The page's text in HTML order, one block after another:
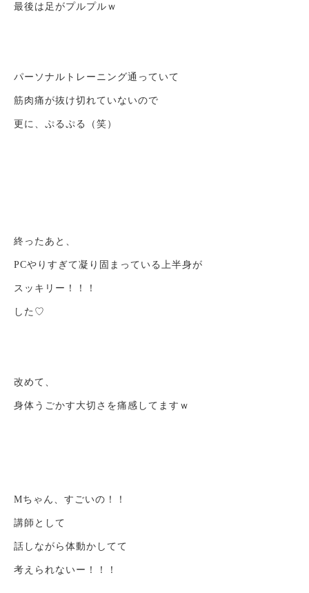
最後は足がプルプルｗ
パーソナルトレーニング通っていて
筋肉痛が抜け切れていないので
更に、ぷるぷる（笑）
終ったあと、
PCやりすぎて凝り固まっている上半身が
スッキリー！！！
した♡
改めて、
身体うごかす大切さを痛感してますｗ
Mちゃん、すごいの！！
講師として
話しながら体動かしてて
考えられないー！！！